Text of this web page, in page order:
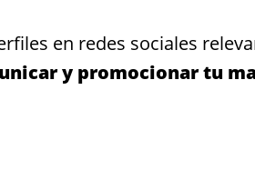
en redes sociales
y promocionar tu